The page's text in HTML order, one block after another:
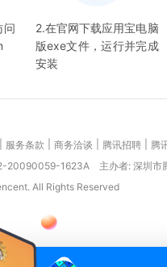
问
2.在官网下载应用宝电脑
版exe文件，运行并完成
安装
服务条款 商务洽谈 腾讯招聘 腾
20090059-1623A
主办者: 深圳市
All Rights Reserved